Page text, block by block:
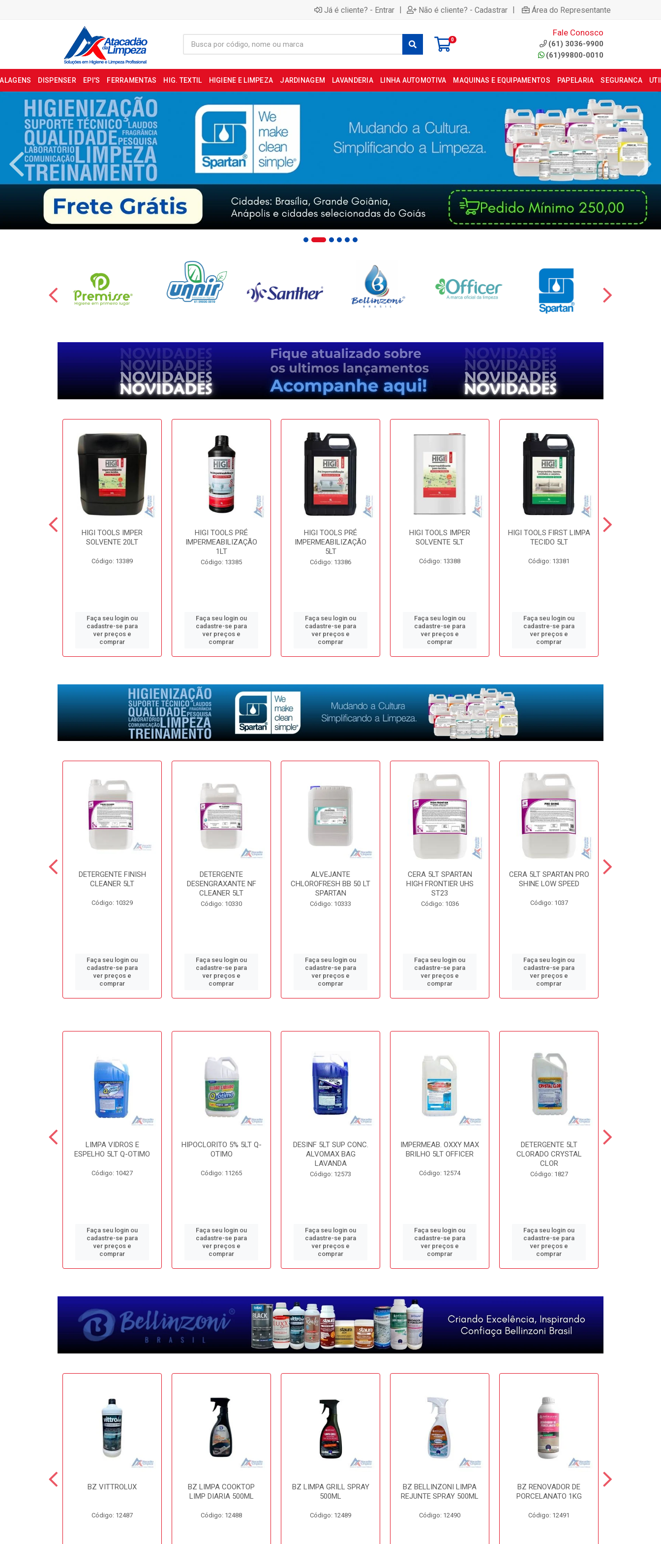
Já é cliente? - Entrar | Não é cliente? - Cadastrar | Área do Representante
0
Fale Conosco
(61) 3036-9900
(61)99800-0010
DISPENSER EPI'S FERRAMENTAS HIG. TEXTIL HIGIENE E LIMPEZA JARDINAGEM LAVANDERIA LINHA AUTOMOTIVA MAQUINAS E EQUIPAMENTOS PAPELARIA SEGURANCA
HIGI TOOLS IMPER
SOLVENTE 20LT
Código: 13389
Faça seu login ou
cadastre-se para
ver preços e
comprar
HIGI TOOLS PRÉ
IMPERMEABILIZAÇÃO
1LT
Código: 13385
Faça seu login ou
cadastre-se para
ver preços e
comprar
HIGI TOOLS PRÉ
IMPERMEABILIZAÇÃO
5LT
Código: 13386
Faça seu login ou
cadastre-se para
ver preços e
comprar
HIGI TOOLS IMPER
SOLVENTE 5LT
Código: 13388
Faça seu login ou
cadastre-se para
ver preços e
comprar
HIGI TOOLS FIRST LIMPA
TECIDO 5LT
Código: 13381
Faça seu login ou
cadastre-se para
ver preços e
comprar
DETERGENTE FINISH
CLEANER 5LT
Código: 10329
Faça seu login ou
cadastre-se para
ver preços e
comprar
DETERGENTE
DESENGRAXANTE NF
CLEANER 5LT
Código: 10330
Faça seu login ou
cadastre-se para
ver preços e
comprar
ALVEJANTE
CHLOROFRESH BB 50 LT
SPARTAN
Código: 10333
Faça seu login ou
cadastre-se para
ver preços e
comprar
CERA 5LT SPARTAN
HIGH FRONTIER UHS
ST23
Código: 1036
Faça seu login ou
cadastre-se para
ver preços e
comprar
CERA 5LT SPARTAN PRO
SHINE LOW SPEED
Código: 1037
Faça seu login ou
cadastre-se para
ver preços e
comprar
LIMPA VIDROS E
ESPELHO 5LT Q-OTIMO
Código: 10427
Faça seu login ou
cadastre-se para
ver preços e
comprar
HIPOCLORITO 5% 5LT Q-
OTIMO
Código: 11265
Faça seu login ou
cadastre-se para
ver preços e
comprar
DESINF 5LT SUP CONC.
ALVOMAX BAG
LAVANDA
Código: 12573
Faça seu login ou
cadastre-se para
ver preços e
comprar
IMPERMEAB. OXXY MAX
BRILHO 5LT OFFICER
Código: 12574
Faça seu login ou
cadastre-se para
ver preços e
comprar
DETERGENTE 5LT
CLORADO CRYSTAL
CLOR
Código: 1827
Faça seu login ou
cadastre-se para
ver preços e
comprar
BZ VITTROLUX
Código: 12487
BZ LIMPA COOKTOP
LIMP DIARIA 500ML
Código: 12488
BZ LIMPA GRILL SPRAY
500ML
Código: 12489
BZ BELLINZONI LIMPA
REJUNTE SPRAY 500ML
Código: 12490
BZ RENOVADOR DE
PORCELANATO 1KG
Código: 12491